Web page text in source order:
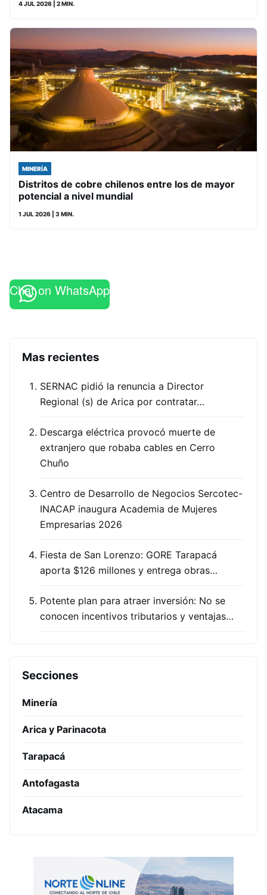
4 JUL 2026 | 2 MIN.
MINERÍA
Distritos de cobre chilenos entre los de mayor
potencial a nivel mundial
1 JUL 2026 | 3 MIN.
Chat on WhatsApp
Mas recientes
SERNAC pidió la renuncia a Director
Regional (s) de Arica por contratar…
Descarga eléctrica provocó muerte de
extranjero que robaba cables en Cerro
Chuño
Centro de Desarrollo de Negocios Sercotec-
INACAP inaugura Academia de Mujeres
Empresarias 2026
Fiesta de San Lorenzo: GORE Tarapacá
aporta $126 millones y entrega obras…
Potente plan para atraer inversión: No se
conocen incentivos tributarios y ventajas…
Secciones
Minería
Arica y Parinacota
Tarapacá
Antofagasta
Atacama